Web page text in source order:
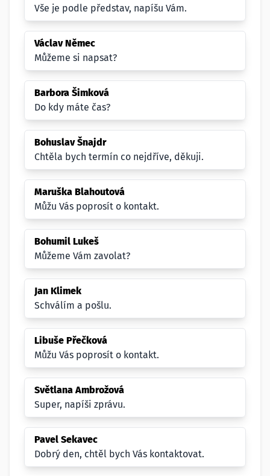
Vše je podle představ, napíšu Vám.
Václav Němec
Můžeme si napsat?
Barbora Šimková
Do kdy máte čas?
Bohuslav Šnajdr
Chtěla bych termín co nejdříve, děkuji.
Maruška Blahoutová
Můžu Vás poprosít o kontakt.
Bohumil Lukeš
Můžeme Vám zavolat?
Jan Klimek
Schválím a pošlu.
Libuše Přečková
Můžu Vás poprosít o kontakt.
Světlana Ambrožová
Super, napíši zprávu.
Pavel Sekavec
Dobrý den, chtěl bych Vás kontaktovat.